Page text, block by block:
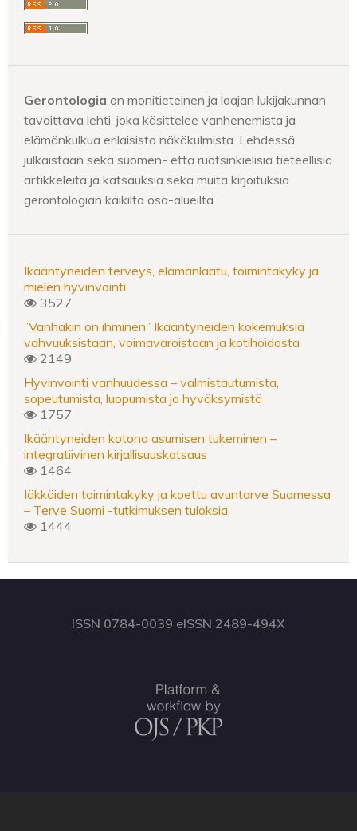
Gerontologia on monitieteinen ja laajan lukijakunnan
tavoittava lehti, joka käsittelee vanhenemista ja
elämänkulkua erilaisista näkökulmista. Lehdessä
julkaistaan sekä suomen- että ruotsinkielisiä tieteellisiä
artikkeleita ja katsauksia sekä muita kirjoituksia
gerontologian kaikilta osa-alueilta.
Ikääntyneiden terveys, elämänlaatu, toimintakyky ja
mielen hyvinvointi
3527
”Vanhakin on ihminen” Ikääntyneiden kokemuksia
vahvuuksistaan, voimavaroistaan ja kotihoidosta
2149
Hyvinvointi vanhuudessa – valmistautumista,
sopeutumista, luopumista ja hyväksymistä
1757
Ikääntyneiden kotona asumisen tukeminen –
integratiivinen kirjallisuuskatsaus
1464
Iäkkäiden toimintakyky ja koettu avuntarve Suomessa
– Terve Suomi -tutkimuksen tuloksia
1444
ISSN 0784-0039 eISSN 2489-494X